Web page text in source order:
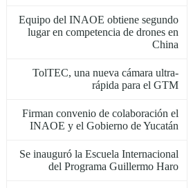
Equipo del INAOE obtiene segundo
lugar en competencia de drones en
China
TolTEC, una nueva cámara ultra-
rápida para el GTM
Firman convenio de colaboración el
INAOE y el Gobierno de Yucatán
Se inauguró la Escuela Internacional
del Programa Guillermo Haro